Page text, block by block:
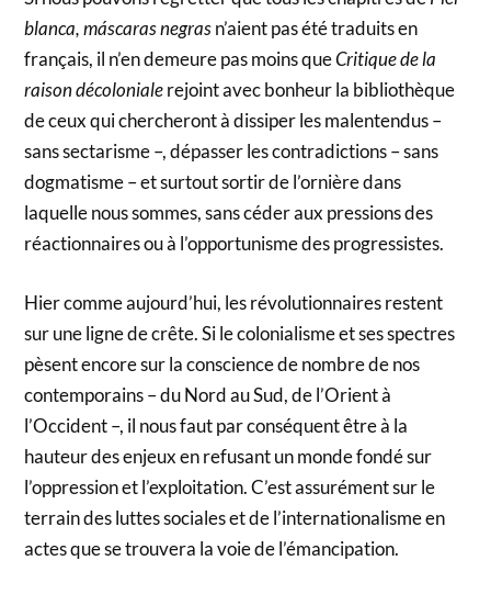
blanca, máscaras negrasn’aient pas été traduits en
français, il n’en demeure pas moins queCritique de la
raison décolonialerejoint avec bonheur la bibliothèque
de ceux qui chercheront à dissiper les malentendus –
sans sectarisme –, dépasser les contradictions – sans
dogmatisme – et surtout sortir de l’ornière dans
laquelle nous sommes, sans céder aux pressions des
réactionnaires ou à l’opportunisme des progressistes.
Hier comme aujourd’hui, les révolutionnaires restent
sur une ligne de crête. Si le colonialisme et ses spectres
pèsent encore sur la conscience de nombre de nos
contemporains – du Nord au Sud, de l’Orient à
l’Occident –, il nous faut par conséquent être à la
hauteur des enjeux en refusant un monde fondé sur
l’oppression et l’exploitation. C’est assurément sur le
terrain des luttes sociales et de l’internationalisme en
actes que se trouvera la voie de l’émancipation.